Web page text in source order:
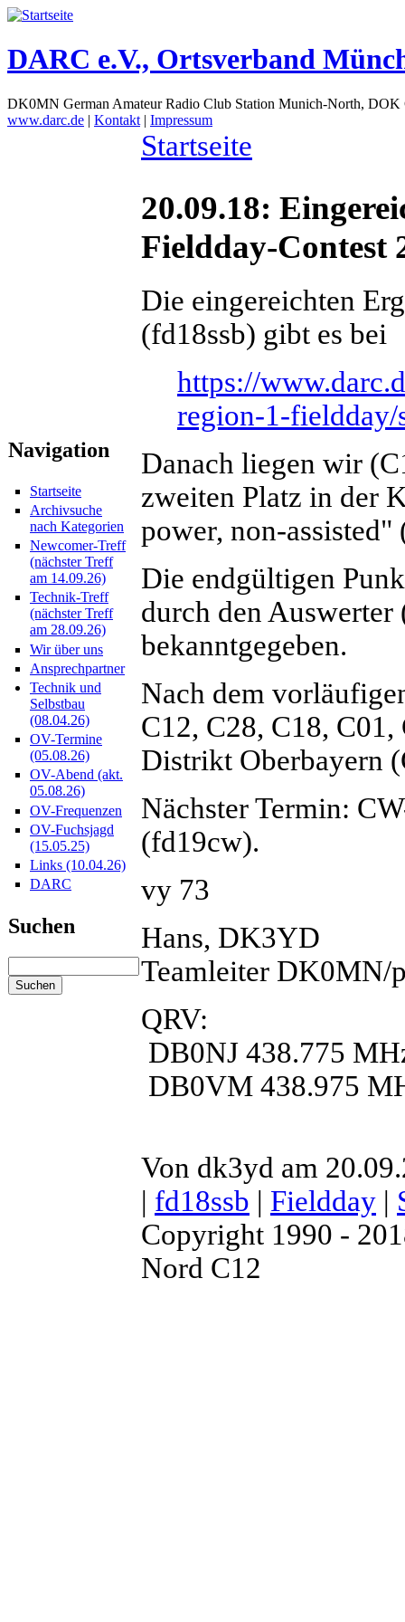
DARC e.V., Ortsverband
DK0MN German Amateur Radio Club Station Munich-North,
www.darc.de | Kontakt | Impressum
Navigation
Startseite
Archivsuche
nach Kategorien
Newcomer-Treff
(nächster Treff
am 14.09.26)
Technik-Treff
(nächster Treff
am 28.09.26)
Wir über uns
Ansprechpartner
Technik und
Selbstbau
(08.04.26)
OV-Termine
(05.08.26)
OV-Abend (akt.
05.08.26)
OV-Frequenzen
OV-Fuchsjagd
(15.05.25)
Links (10.04.26)
DARC
Suchen
Startseite
20.09.18:
Fieldday-Contest
Die eingereichten
(fd18ssb) gibt es bei
https://
region-1-fieldday/
Danach liegen wir
zweiten Platz in der
power, non-assisted"
Die endgültigen
durch den
bekanntgegeben.
Nach dem
C12, C28, C18,
Distrikt Oberbayern
Nächster Termin:
(fd19cw).
vy 73
Hans, DK3YD
Teamleiter DK0MN/
QRV:
DB0NJ 438.775
DB0VM 438.975
Von dk3yd am
| fd18ssb | Fieldday |
Copyright 1990 -
Nord C12